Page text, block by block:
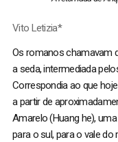
Vito Letizia*
Os romanos chamavam
a seda, intermediada
Correspondia ao que
a partir de
Amarelo (Huang he),
para o sul, para o vale